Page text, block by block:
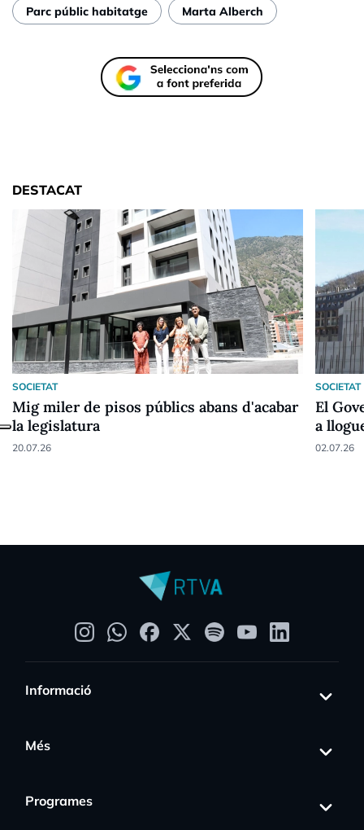
Parc públic habitatge
Marta Alberch
DESTACAT
SOCIETAT
Mig miler de pisos públics abans d'acabar
la legislatura
20.07.26
SOCIETAT
El
a
02.07.26
Informació
Més
Programes